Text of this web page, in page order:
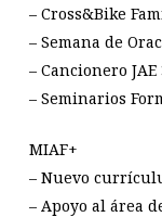
– Cross&Bike
– Semana de
– Cancionero
– Seminarios
MIAF+
– Nuevo
– Apoyo al área